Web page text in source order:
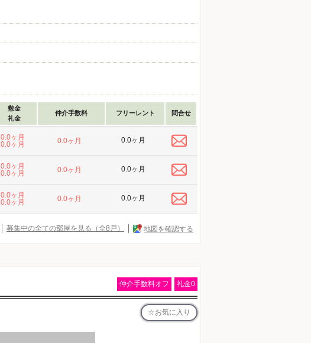
敷金
礼金
仲介手数料 フリーレント 問合せ
0.0ヶ月
0.0ヶ月
0.0ヶ月 0.0ヶ月
0.0ヶ月
0.0ヶ月
0.0ヶ月 0.0ヶ月
0.0ヶ月
0.0ヶ月
0.0ヶ月 0.0ヶ月
募集中の全ての部屋を見る（全8戸） 地図を確認する
仲介手数料オフ 礼金0
お気に入り